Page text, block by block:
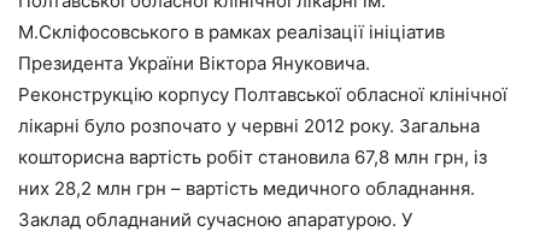
М.Скліфосовського в рамках реалізації ініціатив
Президента України Віктора Януковича.
Реконструкцію корпусу Полтавської обласної клінічної
лікарні було розпочато у червні 2012 року. Загальна
кошторисна вартість робіт становила 67,8 млн грн, із
них 28,2 млн грн – вартість медичного обладнання.
Заклад обладнаний сучасною апаратурою. У